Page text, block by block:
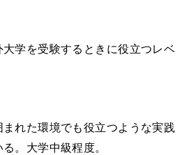
学を受験するときに役立つレベ
れた環境でも役立つような実践
。大学中級程度。